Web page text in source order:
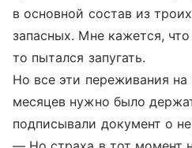
в основной состав из
запасных. Мне кажется,
то пытался запугать.
Но все эти переживания
месяцев нужно было
подписывали документ о